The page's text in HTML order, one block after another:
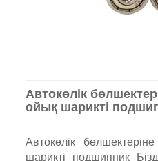
Автокөлік
ойық шарикті
Автокөлік
шарикті подшипник